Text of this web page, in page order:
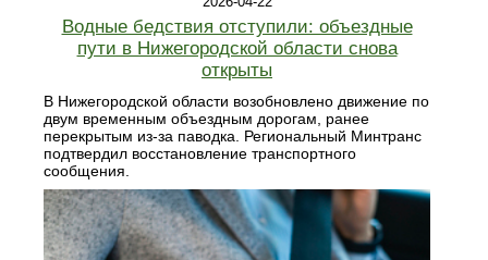
Водные бедствия отступили: объездные
пути в Нижегородской области снова
открыты
В Нижегородской области возобновлено движение по
двум временным объездным дорогам, ранее
перекрытым из-за паводка. Региональный Минтранс
подтвердил восстановление транспортного
сообщения.